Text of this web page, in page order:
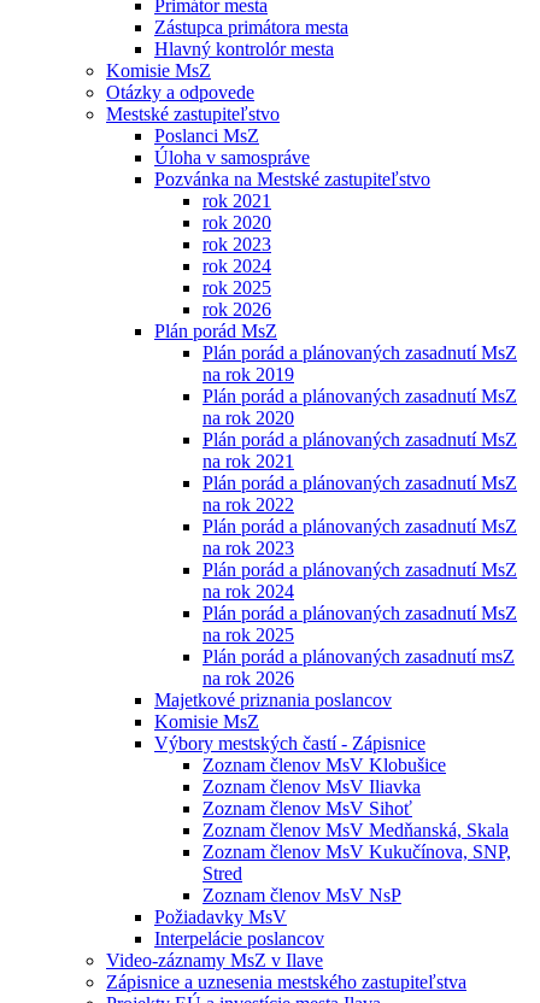
Primátor mesta
Zástupca primátora mesta
Hlavný kontrolór mesta
Komisie MsZ
Otázky a odpovede
Mestské zastupiteľstvo
Poslanci MsZ
Úloha v samospráve
Pozvánka na Mestské zastupiteľstvo
rok 2021
rok 2020
rok 2023
rok 2024
rok 2025
rok 2026
Plán porád MsZ
Plán porád a plánovaných zasadnutí MsZ
na rok 2019
Plán porád a plánovaných zasadnutí MsZ
na rok 2020
Plán porád a plánovaných zasadnutí MsZ
na rok 2021
Plán porád a plánovaných zasadnutí MsZ
na rok 2022
Plán porád a plánovaných zasadnutí MsZ
na rok 2023
Plán porád a plánovaných zasadnutí MsZ
na rok 2024
Plán porád a plánovaných zasadnutí MsZ
na rok 2025
Plán porád a plánovaných zasadnutí msZ
na rok 2026
Majetkové priznania poslancov
Komisie MsZ
Výbory mestských častí - Zápisnice
Zoznam členov MsV Klobušice
Zoznam členov MsV Iliavka
Zoznam členov MsV Sihoť
Zoznam členov MsV Medňanská, Skala
Zoznam členov MsV Kukučínova, SNP,
Stred
Zoznam členov MsV NsP
Požiadavky MsV
Interpelácie poslancov
Video-záznamy MsZ v Ilave
Zápisnice a uznesenia mestského zastupiteľstva